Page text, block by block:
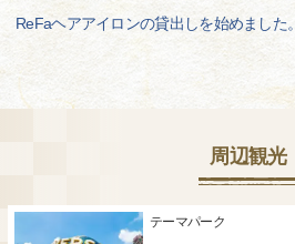
ReFaヘアアイロンの貸出しを始めました。
周辺観光
テーマパーク